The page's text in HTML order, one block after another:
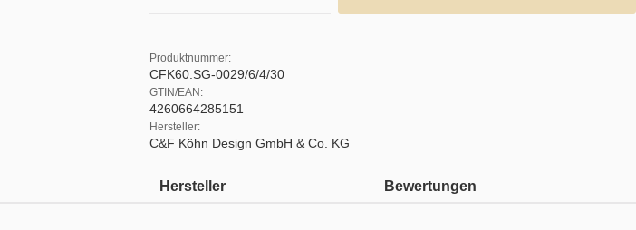
Produktnummer:
CFK60.SG-0029/6/4/30
GTIN/EAN:
4260664285151
Hersteller:
C&F Köhn Design GmbH & Co. KG
Hersteller Bewertungen